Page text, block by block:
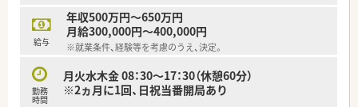
給与
年収500万円～650万円
月給300,000円～400,000円
※就業条件、経験等を考慮のうえ、決定。
勤務
時間
月火水木金 08：30～17：30（休憩60分）
※2ヵ月に1回、日祝当番開局あり